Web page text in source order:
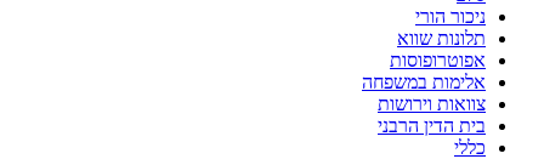
ניכור הורי
תלונות שווא
אפוטרופוסות
אלימות במשפחה
צוואות וירושות
בית הדין הרבני
כללי